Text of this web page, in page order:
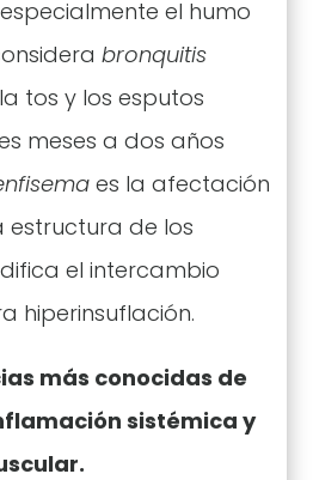
el humo
bronquitis
tos y los esputos
meses a dos años
es la afectación
estructura de los
el intercambio
hiperinsuflación.
más conocidas de
sistémica y